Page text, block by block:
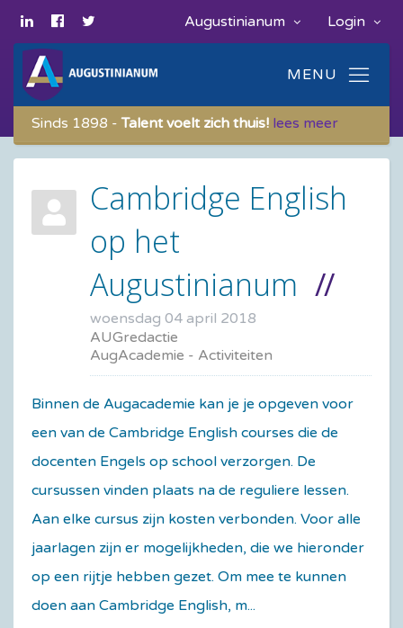
Login
Augustinianum
Sinds 1898 -Talent voelt zich thuis! lees meer
Cambridge English
op het
Augustinianum
woensdag 04 april 2018
AUGredactie
AugAcademie - Activiteiten
Binnen de Augacademie kan je je opgeven voor
een van de Cambridge English courses die de
docenten Engels op school verzorgen. De
cursussen vinden plaats na de reguliere lessen.
Aan elke cursus zijn kosten verbonden. Voor alle
jaarlagen zijn er mogelijkheden, die we hieronder
op een rijtje hebben gezet. Om mee te kunnen
doen aan Cambridge English, m...